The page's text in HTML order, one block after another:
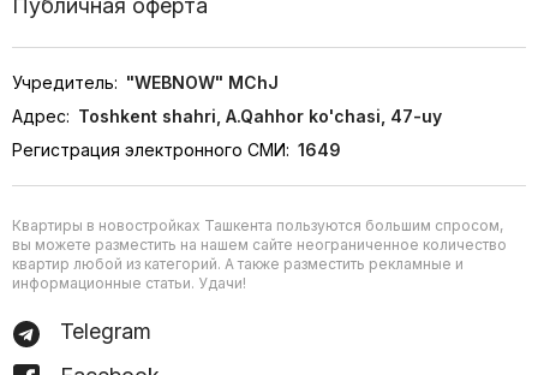
Публичная оферта
Учредитель: "WEBNOW" MChJ
Адрес: Toshkent shahri, A.Qahhor ko'chasi, 47-uy
Регистрация электронного СМИ: 1649
Квартиры в новостройках Ташкента пользуются большим спросом,
вы можете разместить на нашем сайте неограниченное количество
квартир любой из категорий. А также разместить рекламные и
информационные статьи. Удачи!
Telegram